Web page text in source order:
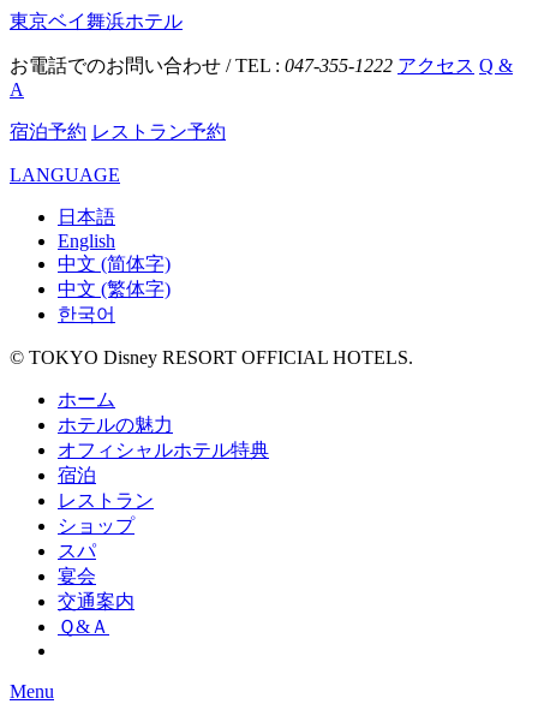
東京ベイ舞浜ホテル
お電話でのお問い合わせ / TEL : 047-355-1222 アクセス Q &
A
宿泊予約 レストラン予約
LANGUAGE
日本語
English
中文 (简体字)
中文 (繁体字)
한국어
© TOKYO Disney RESORT OFFICIAL HOTELS.
ホーム
ホテルの魅力
オフィシャルホテル特典
宿泊
レストラン
ショップ
スパ
宴会
交通案内
Ｑ&Ａ
Menu